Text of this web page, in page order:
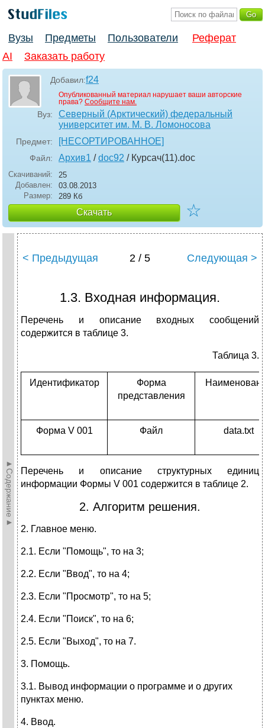
Вузы Предметы Пользователи
Реферат
AI
Заказать работу
Добавил:f24
Опубликованный материал нарушает ваши авторские
права? Сообщите нам.
Вуз:
Северный (Арктический) федеральный
университет им. М. В. Ломоносова
Предмет: [НЕСОРТИРОВАННОЕ]
Файл: Архив1 /doc92 / Курсач(11).doc
Скачиваний:
25
Добавлен:
03.08.2013
Размер:
289 Кб
Скачать ☆
►Содержание►
< Предыдущая 2 / 5 Следующая >
1.3. Входная информация.
Перечень и описание входных сообщений
содержится в таблице 3.
Таблица 3.
Идентификатор
Форма
представления
Форма V 001 Файл data.txt
Перечень и описание структурных единиц
информации Формы V 001 содержится в таблице 2.
2. Алгоритм решения.
2. Главное меню.
2.1. Если "Помощь", то на 3;
2.2. Если "Ввод", то на 4;
2.3. Если "Просмотр", то на 5;
2.4. Если "Поиск", то на 6;
2.5. Если "Выход", то на 7.
3. Помощь.
3.1. Вывод информации о программе и о других
пунктах меню.
4. Ввод.